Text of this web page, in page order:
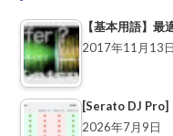
【基本用語】最
2017年11月13日
[Serato DJ Pro]
2026年7月9日